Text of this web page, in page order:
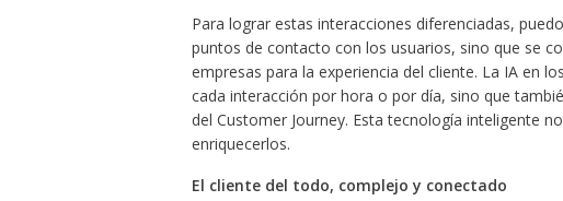
Para lograr estas interacciones diferenciadas,
puntos de contacto con los usuarios, sino que se
empresas para la experiencia del cliente. La IA en
cada interacción por hora o por día, sino que
del Customer Journey. Esta tecnología inteligente
enriquecerlos.
El cliente del todo, complejo y conectado